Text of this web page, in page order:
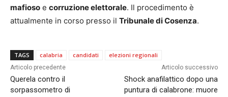
mafioso e corruzione elettorale. Il procedimento è
attualmente in corso presso il Tribunale di Cosenza.
TAGS calabria candidati elezioni regionali
Articolo precedente
Querela contro il
sorpassometro di
Articolo successivo
Shock anafilattico dopo una
puntura di calabrone: muore